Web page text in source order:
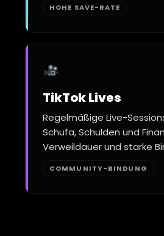
HOHE SAVE-RATE
TikTok Lives
Regelmäßige Live-
Schufa, Schulden und
Verweildauer und starke
COMMUNITY-BINDUNG